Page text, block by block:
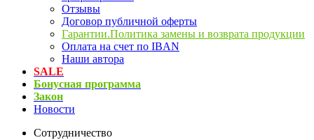
Отзывы
Договор публичной оферты
Гарантии.Политика замены и возврата продукции
Оплата на счет по IBAN
Наши автора
SALE
Бонусная программа
Закон
Новости
Сотрудничество